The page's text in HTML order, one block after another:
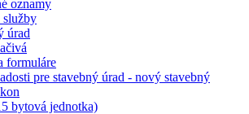
oznamy
služby
úrad
formuláre
pre stavebný úrad - nový stavebný
bytová jednotka)